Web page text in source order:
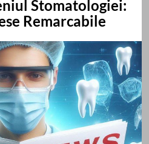
Stomatologiei:
Remarcabile